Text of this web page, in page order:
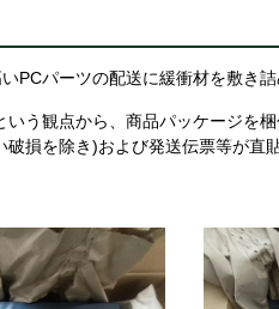
パーツの配送に緩衝材を敷き
う観点から、商品パッケージを
損を除き)および発送伝票等が